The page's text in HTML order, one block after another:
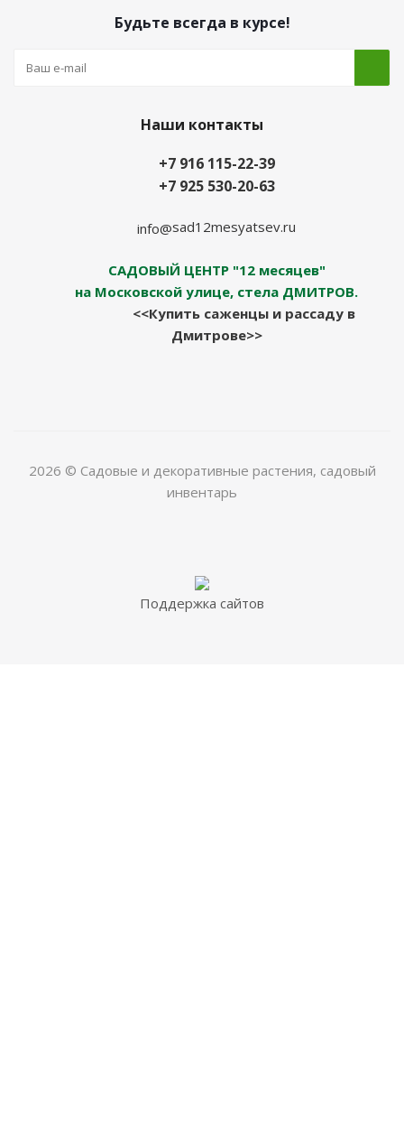
Будьте всегда в курсе!
Наши контакты
+7 916 115-22-39
+7 925 530-20-63
info@sad12mesyatsev.ru
САДОВЫЙ ЦЕНТР "12 месяцев"
на Московской улице, стела ДМИТРОВ.
<<Купить саженцы и рассаду в
Дмитрове>>
2026 © Садовые и декоративные растения, садовый
инвентарь
Поддержка сайтов